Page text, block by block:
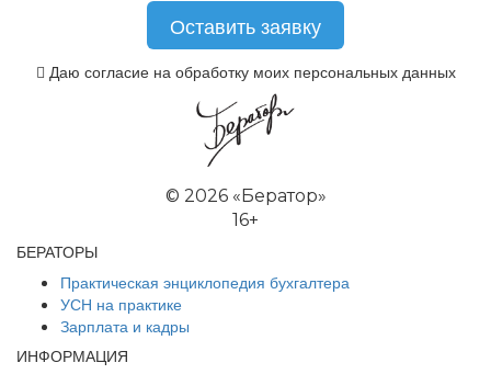
Даю согласие на обработку моих персональных данных
© 2026 «Бератор»
16+
БЕРАТОРЫ
Практическая энциклопедия бухгалтера
УСН на практике
Зарплата и кадры
ИНФОРМАЦИЯ